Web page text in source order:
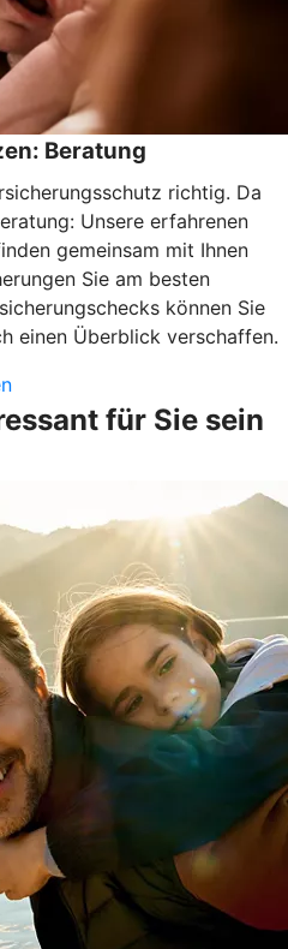
Beratung
richtig. Da
Unsere erfahrenen
gemeinsam mit Ihnen
Sie am besten
können Sie
einen Überblick verschaffen.
für Sie sein